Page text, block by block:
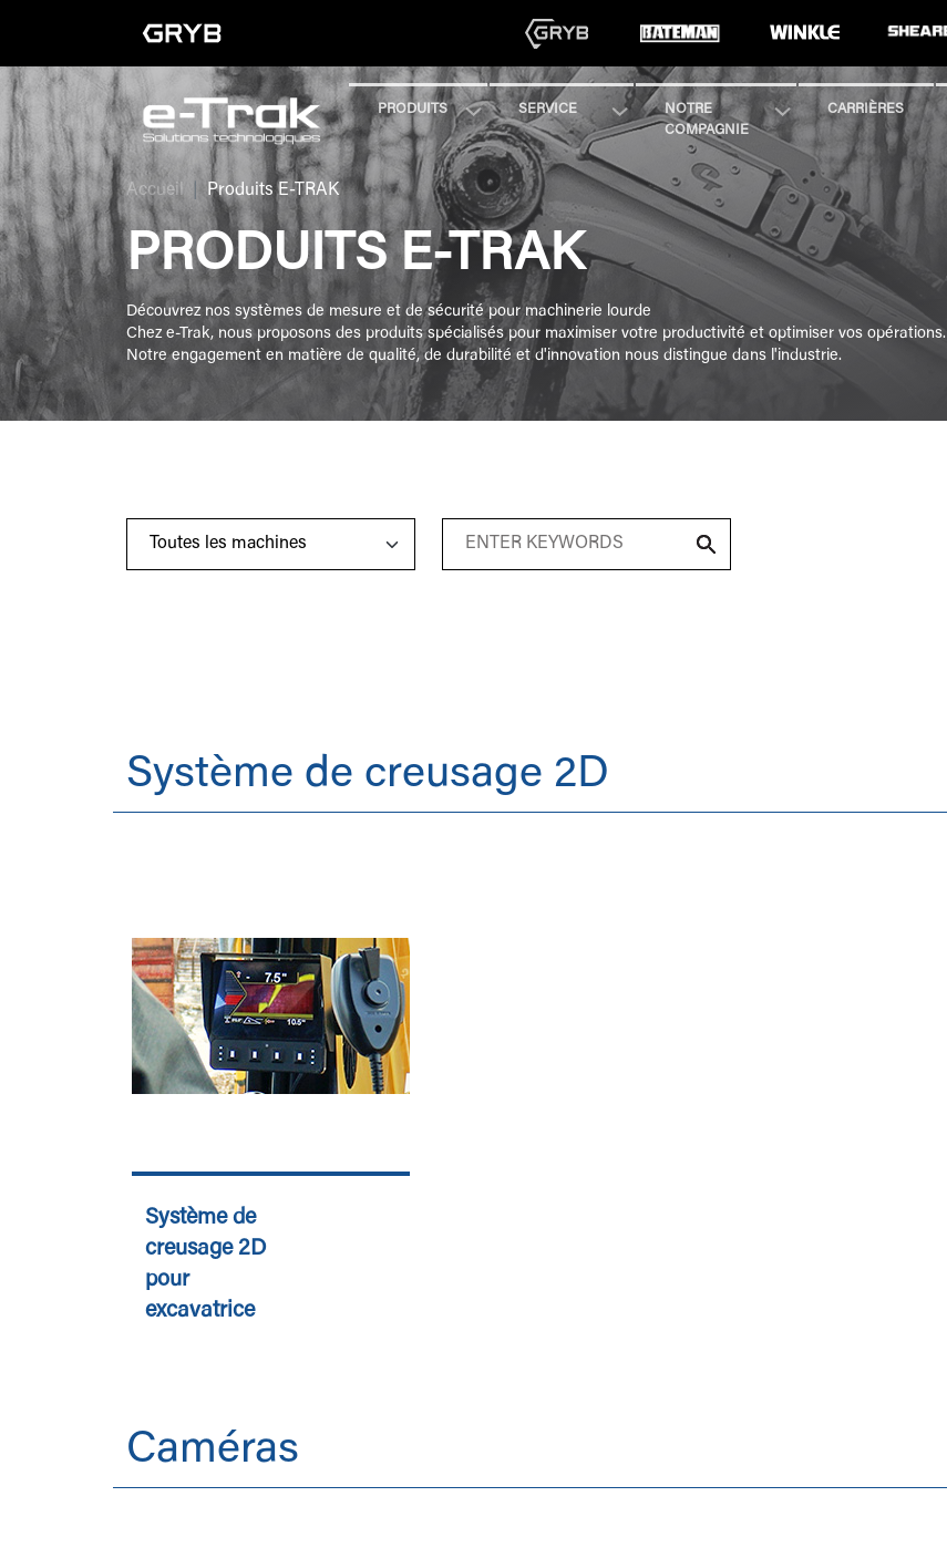
PRODUITS SERVICE
NOTRE
COMPAGNIE
CARRIÈRES
Accueil Produits E-TRAK
PRODUITS E-TRAK
Découvrez nos systèmes de mesure et de sécurité pour machinerie lourde
Chez e-Trak, nous proposons des produits spécialisés pour maximiser votre productivité et optimiser vos opérations.
Notre engagement en matière de qualité, de durabilité et d'innovation nous distingue dans l'industrie.
Système de creusage 2D
Système de
creusage 2D
pour
excavatrice
Caméras